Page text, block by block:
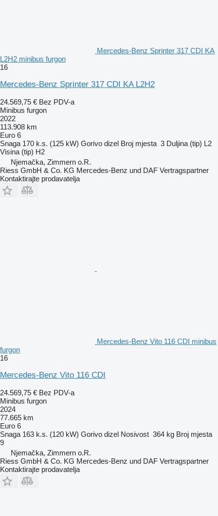
Mercedes-Benz Sprinter 317 CDI KA
L2H2 minibus furgon
16
Mercedes-Benz Sprinter 317 CDI KA L2H2
24.569,75 € Bez PDV-a
Minibus furgon
2022
113.908 km
Euro 6
Snaga 170 k.s. (125 kW) Gorivo dizel Broj mjesta 3 Duljina (tip) L2
Visina (tip) H2
Njemačka, Zimmern o.R.
Riess GmbH & Co. KG Mercedes-Benz und DAF Vertragspartner
Kontaktirajte prodavatelja
Mercedes-Benz Vito 116 CDI minibus
furgon
16
Mercedes-Benz Vito 116 CDI
24.569,75 € Bez PDV-a
Minibus furgon
2024
77.665 km
Euro 6
Snaga 163 k.s. (120 kW) Gorivo dizel Nosivost 364 kg Broj mjesta
9
Njemačka, Zimmern o.R.
Riess GmbH & Co. KG Mercedes-Benz und DAF Vertragspartner
Kontaktirajte prodavatelja